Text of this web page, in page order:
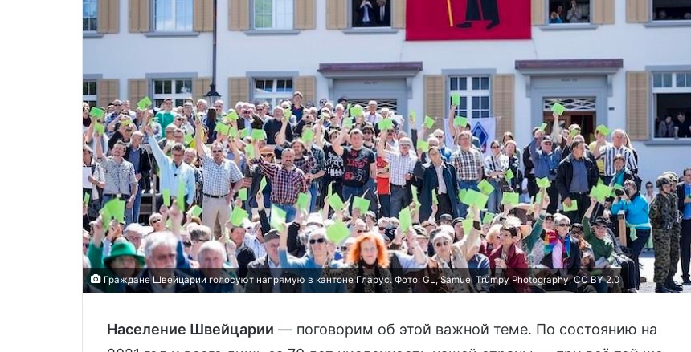
Граждане Швейцарии голосуют напрямую в кантоне Гларус. Фото: GL, Samuеl Trümрy Phоtography, CC BY 2.0
Население Швейцарии — поговорим об этой важной теме. По состоянию на